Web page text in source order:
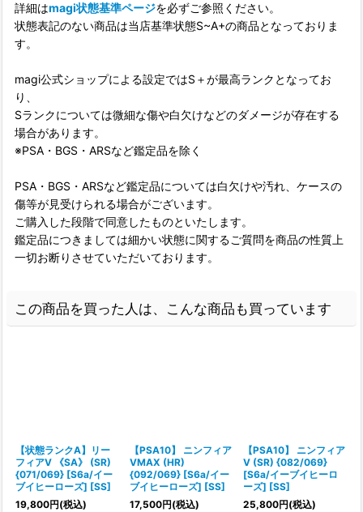
詳細はmagi状態基準ページを必ずご参照ください。
状態表記のない商品は当店基準状態S~A+の商品となっておりま
す。
magi公式ショップによる設定ではS＋が最高ランクとなってお
り、
Sランクについては微細な傷や白欠けなどのダメージが存在する
場合があります。
※PSA・BGS・ARSなど鑑定品を除く
PSA・BGS・ARSなど鑑定品については白欠けや汚れ、ケースの
傷等が見受けられる場合がございます。
ご購入した段階で同意したものといたします。
鑑定品につきましては細かい状態に関するご質問を商品の性質上
一切お断りさせていただいております。
この商品を買った人は、こんな商品も買っています
【状態ランクA】リー
フィアV 《SA》 (SR)
{071/069} [S6a/イー
ブイヒーローズ] [SS]
19,800円(税込)
【PSA10】 ニンフィア
VMAX (HR)
{092/069} [S6a/イー
ブイヒーローズ] [SS]
17,500円(税込)
【PSA10】 ニンフィア
V (SR) {082/069}
[S6a/イーブイヒーロ
ーズ] [SS]
25,800円(税込)